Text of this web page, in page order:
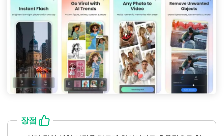
장점